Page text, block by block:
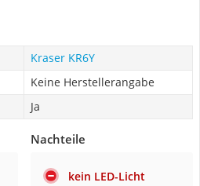
Kraser KR6Y
Keine Herstellerangabe
Ja
Nachteile
kein LED-Licht